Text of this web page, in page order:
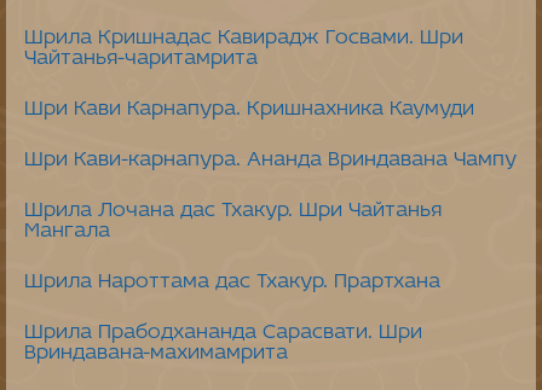
Шрила Кришнадас Кавирадж Госвами. Шри
Чайтанья-чаритамрита
Шри Кави Карнапура. Кришнахника Каумуди
Шри Кави-карнапура. Ананда Вриндавана Чампу
Шрила Лочана дас Тхакур. Шри Чайтанья
Мангала
Шрила Нароттама дас Тхакур. Прартхана
Шрила Прабодхананда Сарасвати. Шри
Вриндавана-махимамрита